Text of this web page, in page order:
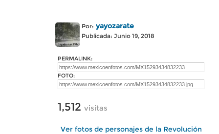
Por: yayozarate
Publicada: Junio 19, 2018
PERMALINK:
FOTO:
1,512 visitas
Ver fotos de personajes de la Revolución